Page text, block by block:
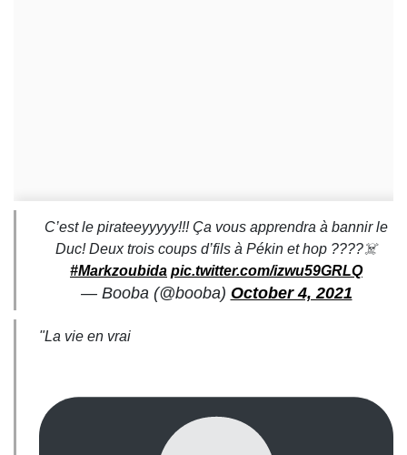
C’est le pirateeyyyyy!!! Ça vous apprendra à bannir le
Duc! Deux trois coups d’fils à Pékin et hop ????‍☠️
#Markzoubida pic.twitter.com/izwu59GRLQ
— Booba (@booba) October 4, 2021
"La vie en vrai